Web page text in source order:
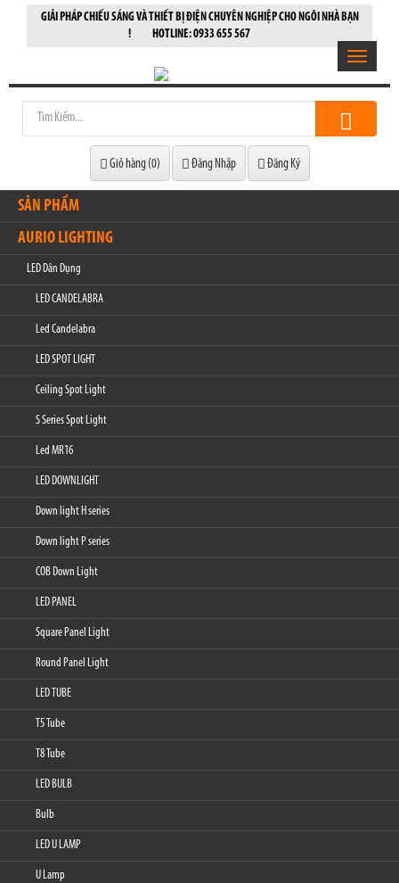
GIẢI PHÁP CHIẾU SÁNG VÀ THIẾT BỊ ĐIỆN CHUYÊN NGHIỆP CHO NGÔI NHÀ BẠN
! HOTLINE: 0933 655 567
Toggle
Giỏ hàng (0) Đăng Nhập Đăng Ký
SẢN PHẨM
AURIO LIGHTING
LED Dân Dụng
LED CANDELABRA
Led Candelabra
LED SPOT LIGHT
Ceiling Spot Light
S Series Spot Light
Led MR16
LED DOWNLIGHT
Down light H series
Down light P series
COB Down Light
LED PANEL
Square Panel Light
Round Panel Light
LED TUBE
T5 Tube
T8 Tube
LED BULB
Bulb
LED U LAMP
U Lamp